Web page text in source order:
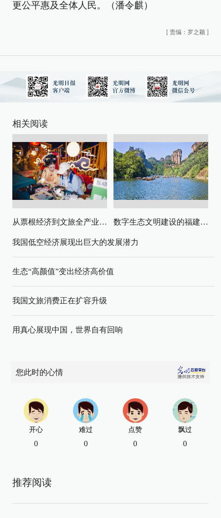
更公平惠及全体人民。（潘令麒）
[ 责编：罗之颖 ]
相关阅读
从票根经济到文旅全产业链升级 数字生态文明建设的福建路径与启示
我国低空经济展现出巨大的发展潜力
生态“高颜值”变出经济高价值
我国文旅消费正在扩容升级
用真心展现中国，世界自有回响
您此时的心情
开心
0
难过
0
点赞
0
飘过
0
推荐阅读